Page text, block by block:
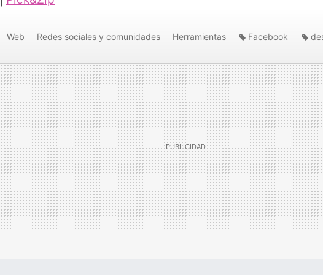
Web Redes sociales y comunidades Herramientas Facebook